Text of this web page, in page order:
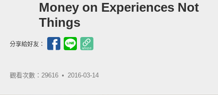
Money on Experiences Not
Things
分享給好友：
觀看次數：29616 • 2016-03-14